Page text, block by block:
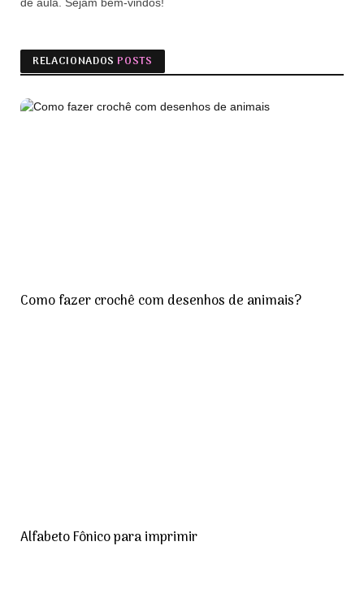
RELACIONADOS POSTS
Como fazer crochê com desenhos de animais?
Alfabeto Fônico para imprimir